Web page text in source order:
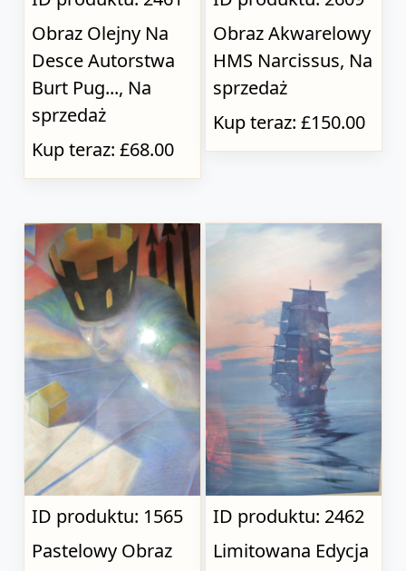
Obraz Olejny Na
Desce Autorstwa
Burt Pug..., Na
sprzedaż
Kup teraz: £68.00
Obraz Akwarelowy
HMS Narcissus, Na
sprzedaż
Kup teraz: £150.00
ID produktu: 1565
Pastelowy Obraz
ID produktu: 2462
Limitowana Edycja